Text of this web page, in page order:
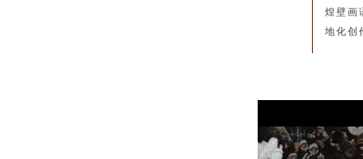
煌壁画
地化创